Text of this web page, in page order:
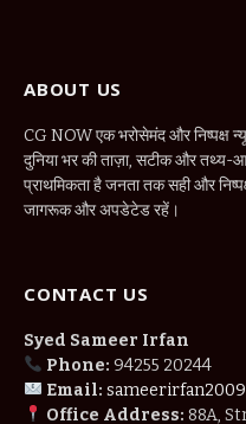
ABOUT US
CG NOW एक भरोसेमंद और निष्पक्ष
दुनिया भर की ताज़ा, सटीक और तथ्य-
प्राथमिकता है जनता तक सही और
जागरूक और अपडेटेड रहें।
CONTACT US
Syed Sameer Irfan
Phone: 94255 20244
Email:
Office Address: 88A,